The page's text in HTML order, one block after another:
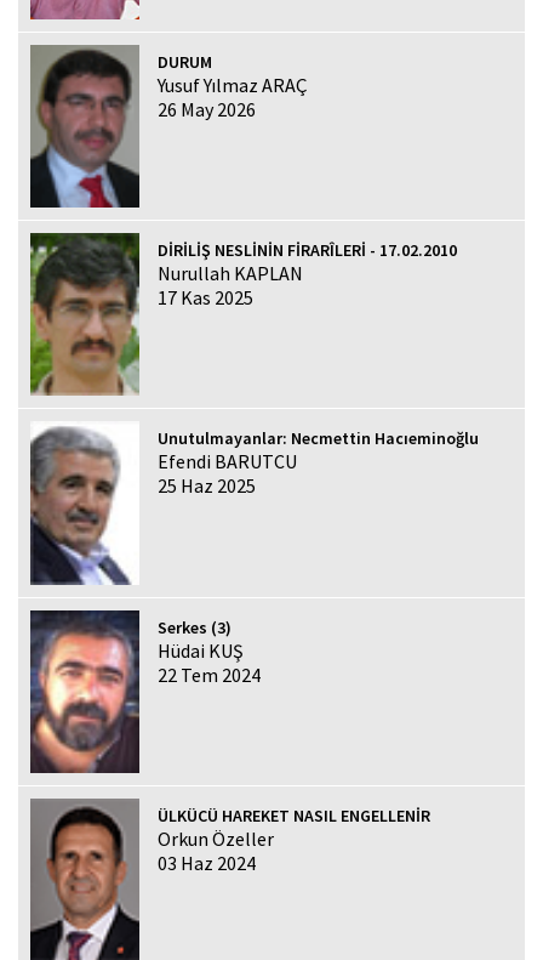
DURUM
Yusuf Yılmaz ARAÇ
26 May 2026
DİRİLİŞ NESLİNİN FİRARÎLERİ - 17.02.2010
Nurullah KAPLAN
17 Kas 2025
Unutulmayanlar: Necmettin Hacıeminoğlu
Efendi BARUTCU
25 Haz 2025
Serkes (3)
Hüdai KUŞ
22 Tem 2024
ÜLKÜCÜ HAREKET NASIL ENGELLENİR
Orkun Özeller
03 Haz 2024